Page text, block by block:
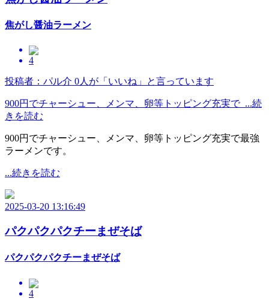
焦がし醤油ラーメン
4
投稿者：パル介 0人が「いいね」と言っています
900円でチャーシュー、メンマ、卵等トッピング充実で ...続
きを読む
900円でチャーシュー、メンマ、卵等トッピング充実で最強
ラーメンです。
...続きを読む
2025-03-20 13:16:49
パクパクパクチーまぜそば
パクパクパクチーまぜそば
4